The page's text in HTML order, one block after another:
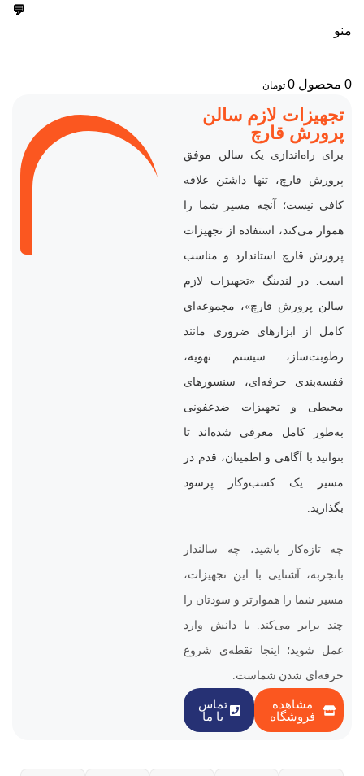
💬
منو
0 محصول 0 تومان
تجهیزات لازم سالن
پرورش قارچ
برای راه‌اندازی یک سالن موفق
پرورش قارچ، تنها داشتن علاقه
کافی نیست؛ آنچه مسیر شما را
هموار می‌کند، استفاده از تجهیزات
پرورش قارچ استاندارد و مناسب
است. در لندینگ «تجهیزات لازم
سالن پرورش قارچ»، مجموعه‌ای
کامل از ابزارهای ضروری مانند
رطوبت‌ساز، سیستم تهویه،
قفسه‌بندی حرفه‌ای، سنسورهای
محیطی و تجهیزات ضدعفونی
به‌طور کامل معرفی شده‌اند تا
بتوانید با آگاهی و اطمینان، قدم در
مسیر یک کسب‌وکار پرسود
بگذارید.
چه تازه‌کار باشید، چه سالندار
باتجربه، آشنایی با این تجهیزات،
مسیر شما را هموارتر و سودتان را
چند برابر می‌کند. با دانش وارد
عمل شوید؛ اینجا نقطه‌ی شروع
حرفه‌ای شدن شماست.
مشاهده
فروشگاه
تماس
با ما